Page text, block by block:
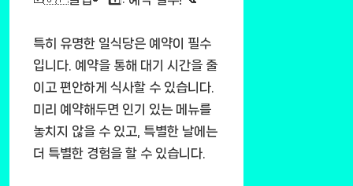
특히 유명한 일식당은 예약이 필수
입니다. 예약을 통해 대기 시간을 줄
이고 편안하게 식사할 수 있습니다.
미리 예약해두면 인기 있는 메뉴를
놓치지 않을 수 있고, 특별한 날에는
더 특별한 경험을 할 수 있습니다.